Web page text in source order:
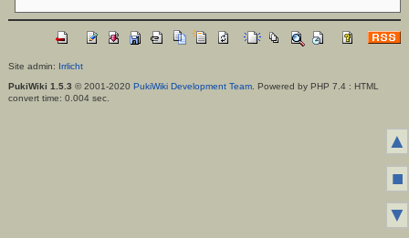
Site admin: Irrlicht
PukiWiki 1.5.3 © 2001-2020 PukiWiki Development Team. Powered by PHP 7.4 : HTML
convert time: 0.004 sec.
▲
■
▼